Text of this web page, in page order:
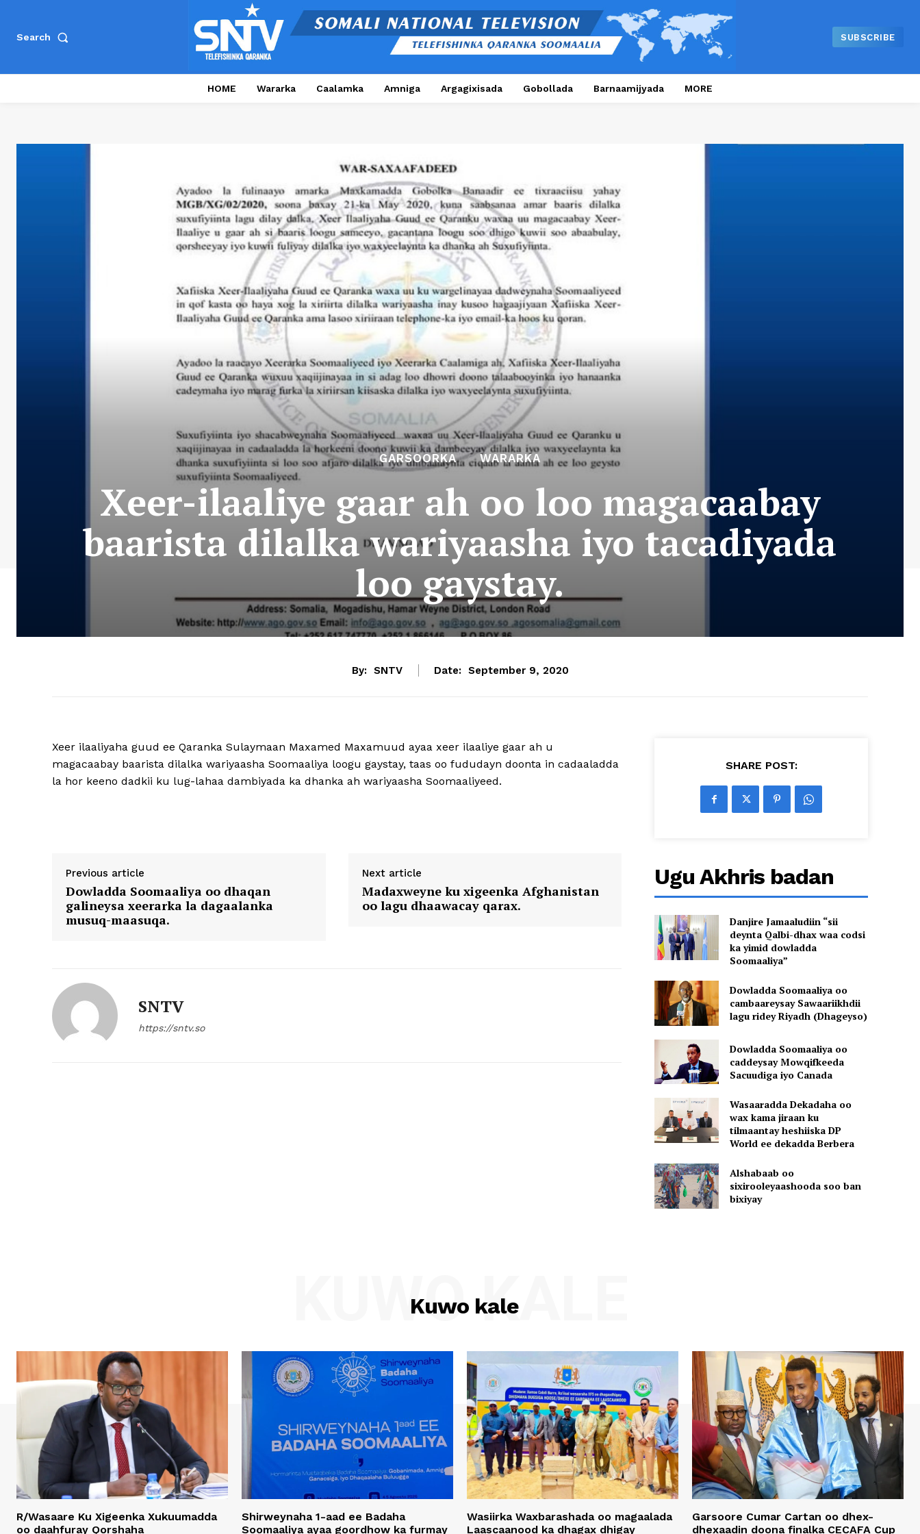
Search SUBSCRIBE
HOME Wararka Caalamka Amniga Argagixisada Gobollada Barnaamijyada MORE
GARSOORKA WARARKA
Xeer-ilaaliye gaar ah oo loo magacaabay
baarista dilalka wariyaasha iyo tacadiyada
loo gaystay.
By: SNTV Date: September 9, 2020
Xeer ilaaliyaha guud ee Qaranka Sulaymaan Maxamed Maxamuud ayaa xeer ilaaliye gaar ah u
magacaabay baarista dilalka wariyaasha Soomaaliya loogu gaystay, taas oo fududayn doonta in cadaaladda
la hor keeno dadkii ku lug-lahaa dambiyada ka dhanka ah wariyaasha Soomaaliyeed.
Previous article
Dowladda Soomaaliya oo dhaqan
galineysa xeerarka la dagaalanka
musuq-maasuqa.
Next article
Madaxweyne ku xigeenka Afghanistan
oo lagu dhaawacay qarax.
SNTV
https://sntv.so
SHARE POST:
Ugu Akhris badan
Danjire Jamaaludiin “sii
deynta Qalbi-dhax waa codsi
ka yimid dowladda
Soomaaliya”
Dowladda Soomaaliya oo
cambaareysay Sawaariikhdii
lagu ridey Riyadh (Dhageyso)
Dowladda Soomaaliya oo
caddeysay Mowqifkeeda
Sacuudiga iyo Canada
Wasaaradda Dekadaha oo
wax kama jiraan ku
tilmaantay heshiiska DP
World ee dekadda Berbera
Alshabaab oo
sixirooleyaashooda soo ban
bixiyay
Kuwo kale
KUWO KALE
R/Wasaare Ku Xigeenka Xukuumadda
oo daahfuray Qorshaha
Shirweynaha 1-aad ee Badaha
Soomaaliya ayaa goordhow ka furmay
Wasiirka Waxbarashada oo magaalada
Laascaanood ka dhagax dhigay
Garsoore Cumar Cartan oo dhex-
dhexaadin doona finalka CECAFA Cup